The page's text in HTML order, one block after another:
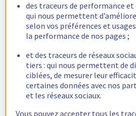
des traceurs de performance
qui nous permettent
selon vos préférences et
la performance de nos pages ;
et des traceurs de réseaux
tiers : qui nous permettent de
ciblées, de mesurer leur
certaines données avec nos
et les réseaux sociaux.
Vous pouvez accepter tous les